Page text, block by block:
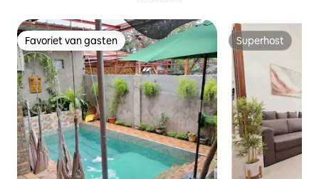
Favoriet van gasten
Favoriet van gasten Superhost
Superhost